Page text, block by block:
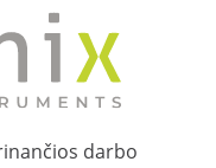
darbo